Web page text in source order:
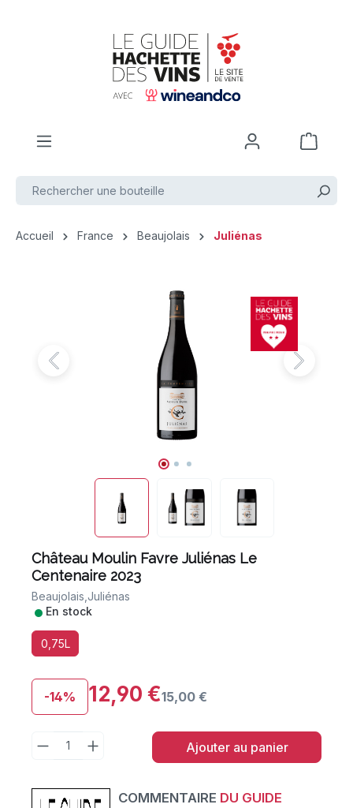
Accueil France Beaujolais Juliénas
Château Moulin Favre Juliénas Le
Centenaire 2023
Beaujolais, Juliénas
•En stock
0,75L
-14% 12,90 €15,00 €
Ajouter au panier
COMMENTAIRE DU GUIDE